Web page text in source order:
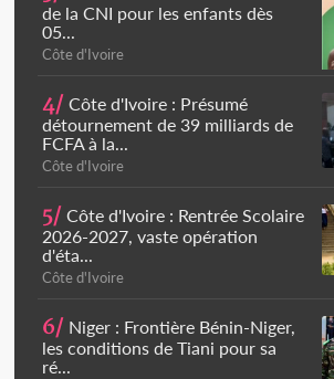
de la CNI pour les enfants dès
05...
Côte d'Ivoire
4/ Côte d'Ivoire : Présumé
détournement de 39 milliards de
FCFA à la...
Côte d'Ivoire
5/ Côte d'Ivoire : Rentrée Scolaire
2026-2027, vaste opération
d'éta...
Côte d'Ivoire
6/ Niger : Frontière Bénin-Niger,
les conditions de Tiani pour sa
ré...